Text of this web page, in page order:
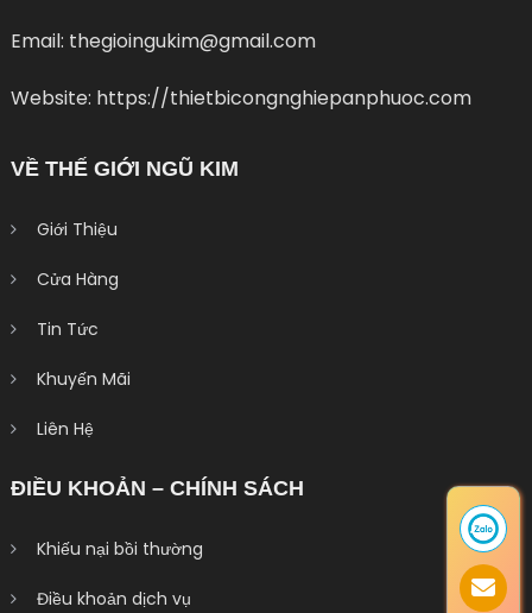
Email: thegioingukim@gmail.com
Website: https://thietbicongnghiepanphuoc.com
VỀ THẾ GIỚI NGŨ KIM
Giới Thiệu
Cửa Hàng
Tin Tức
Khuyến Mãi
Liên Hệ
ĐIỀU KHOẢN – CHÍNH SÁCH
Khiếu nại bồi thường
Điều khoản dịch vụ